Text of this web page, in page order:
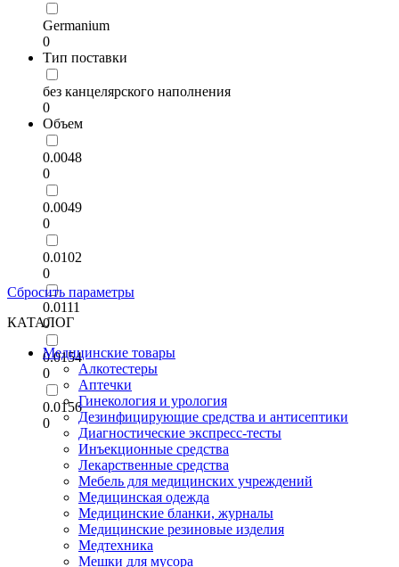
Germanium
0
Тип поставки
без канцелярского наполнения
0
Объем
0.0048
0
0.0049
0
0.0102
0
0.0111
0
0.0154
0
0.0156
0
Сбросить параметры
КАТАЛОГ
Медицинские товары
Алкотестеры
Аптечки
Гинекология и урология
Дезинфицирующие средства и антисептики
Диагностические экспресс-тесты
Инъекционные средства
Лекарственные средства
Мебель для медицинских учреждений
Медицинская одежда
Медицинские бланки, журналы
Медицинские резиновые изделия
Медтехника
Мешки для мусора